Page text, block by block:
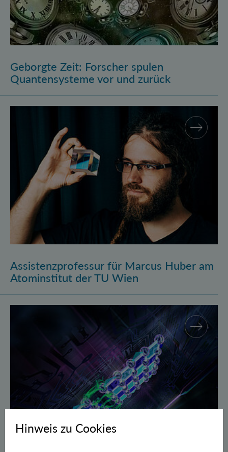
Geborgte Zeit: Forscher spulen
Quantensysteme vor und zurück
Assistenzprofessur für Marcus Huber am
Atominstitut der TU Wien
Gegen Fehler geschützte Quantenbits verschränkt
Hinweis zu Cookies